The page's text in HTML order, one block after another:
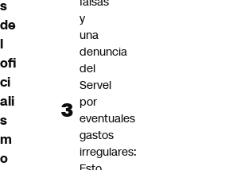
s
de
l
ofi
ci
ali
s
m
o
y
una
denuncia
del
Servel
por
eventuales
gastos
irregulares: